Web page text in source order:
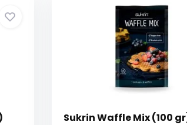
Sukrin Waffle Mix (100